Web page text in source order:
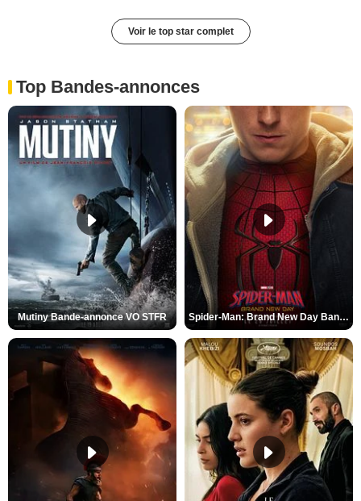
Voir le top star complet
Top Bandes-annonces
Mutiny Bande-annonce VO STFR Spider-Man: Brand New Day Bande-annonce VO STFR